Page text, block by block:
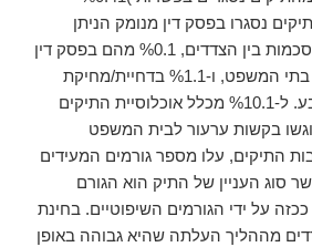
%4.01 מהתיקים נסגרו בפסק דין מנומק הניתן
לאחר שלא התקיימו הסכמות בין הצדדים, %0.1 מהם בפסק דין
על פי סעיף 79א לחוק בתי המשפט, ו-%1.1 בדחיית/מחיקת
התביעה לבקשת התובע. ל-%10.1 מכלל אוכלוסיית התיקים
בשנת 0214 הוגשו בקשות ערעור לבית המשפט
התיקים, עלו מספר גורמים המעידים
סוג העניין של התיק הוא הגורם
על ידי הגורמים השיפוטיים. בחינת
מההליך העלתה שהיא גבוהה באופן